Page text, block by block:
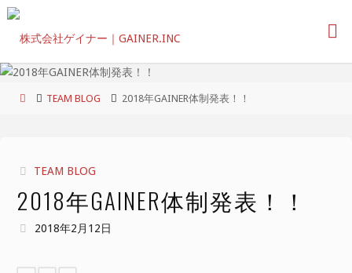
コ
ン
ホ
TEAM BLOG 2018年GAINER体制発表！！
TEAM BLOG
2018年GAINER体制発表！！
2018年2月12日